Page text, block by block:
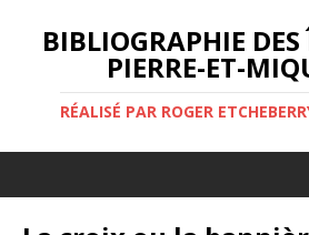
BIBLIOGRAPHIE
PIERRE-ET-
RÉALISÉ PAR ROGER